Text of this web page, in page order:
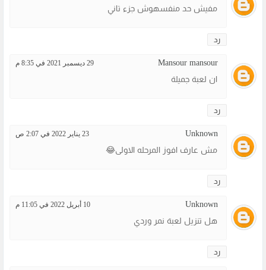
مفيش حد منفسهوش جزء تاني
رد
Mansour mansour 29 ديسمبر 2021 في 8:35 م
ان لعبة جميلة
رد
Unknown 23 يناير 2022 في 2:07 ص
مش عارف افوز المرحله الاولى😂
رد
Unknown 10 أبريل 2022 في 11:05 م
هل تنزيل لعبة نمر وردي
رد